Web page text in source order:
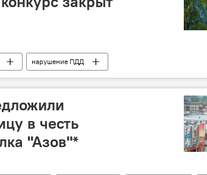
нарушение ПДД
в честь
"Азов"*